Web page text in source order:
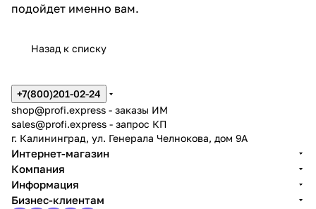
подойдет именно вам.
Назад к списку
+7(800)201-02-24
shop@profi.express - заказы ИМ
sales@profi.express - запрос КП
г. Калининград, ул. Генерала Челнокова, дом 9A
Интернет-магазин
Компания
Информация
Бизнес-клиентам